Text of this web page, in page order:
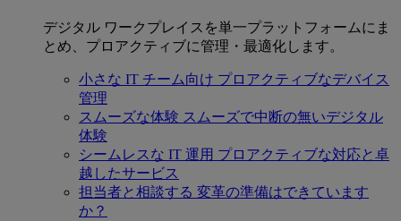
デジタル ワークプレイスを単一プラットフォームにま
とめ、プロアクティブに管理・最適化します。
小さな IT チーム向け プロアクティブなデバイス
管理
スムーズな体験 スムーズで中断の無いデジタル
体験
シームレスな IT 運用 プロアクティブな対応と卓
越したサービス
担当者と相談する 変革の準備はできています
か？